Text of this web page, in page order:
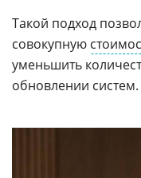
Такой подход
совокупную
уменьшить
обновлении систем.